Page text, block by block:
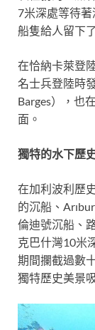
7米深處等待
船隻給人留下
在恰納卡萊登
名士兵登陸時
Barges），也
面。
獨特的水下歷
在加利波利歷
的沉船、
倫迪號沉船、
克巴什灣10米
期間攔截過數
獨特歷史美景